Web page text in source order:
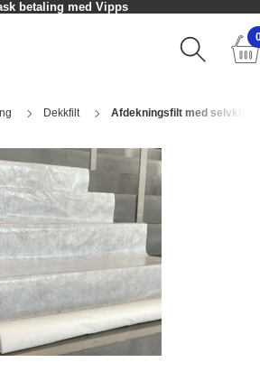
betaling med Vipps
Dekkfilt Afdekningsfilt med